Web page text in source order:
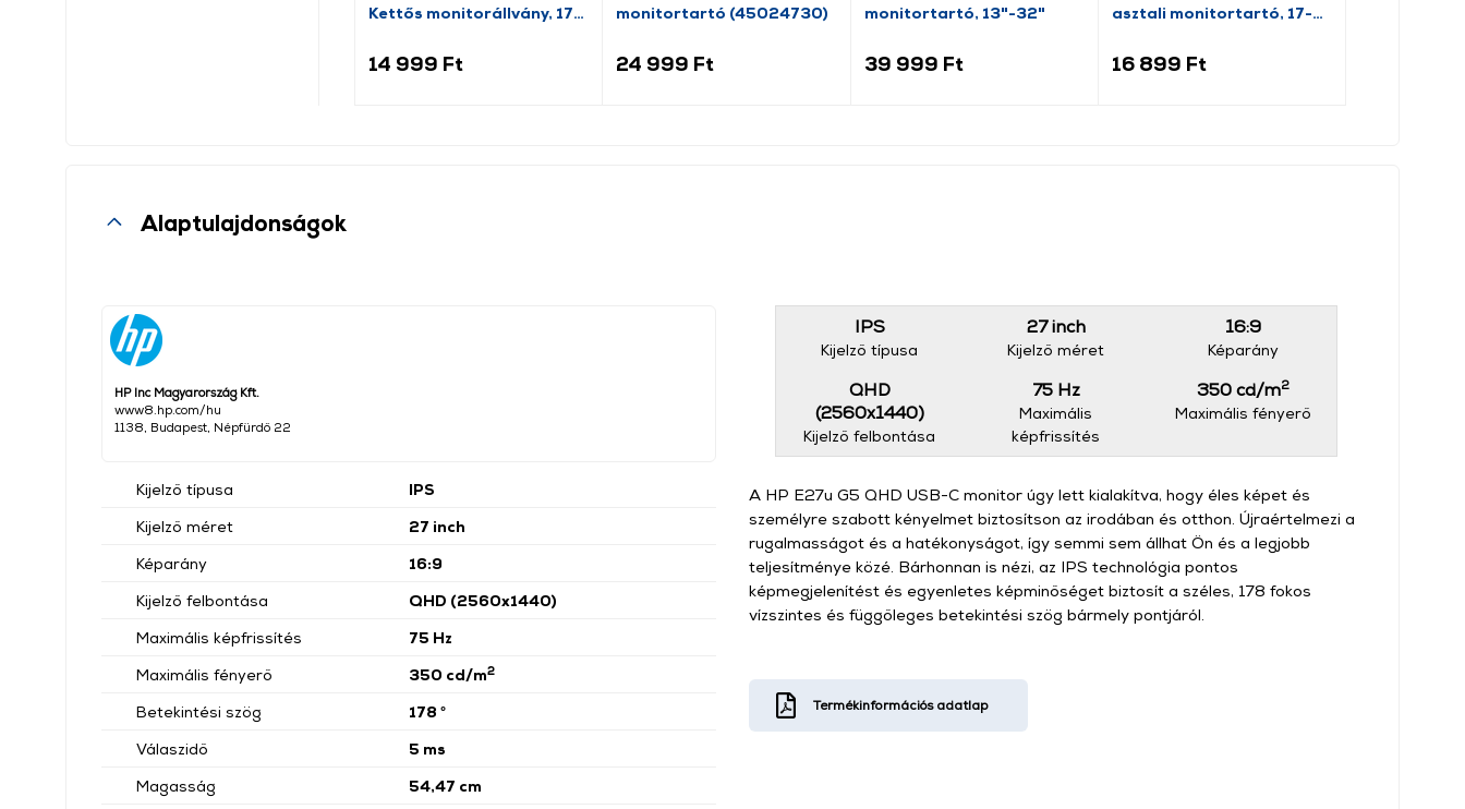
Kettős monitorállvány, 17-
14 999 Ft
monitortartó (45024730)
24 999 Ft
monitortartó, 13"-32"
39 999 Ft
asztali monitortartó, 17-
16 899 Ft
Alaptulajdonságok
HP Inc Magyarország Kft.
www8.hp.com/hu
1138, Budapest, Népfürdő 22
Kijelző típusa
IPS
Kijelző méret
27 inch
Képarány
16:9
Kijelző felbontása
QHD (2560x1440)
Maximális képfrissítés
75 Hz
Maximális fényerő
350 cd/m2
Betekintési szög
178 °
Válaszidő
5 ms
Magasság
54,47 cm
IPS
Kijelző típusa
27 inch
Kijelző méret
16:9
Képarány
QHD
(2560x1440)
Kijelző felbontása
75 Hz
Maximális
képfrissítés
350 cd/m2
Maximális fényerő
A HP E27u G5 QHD USB-C monitor úgy lett kialakítva, hogy éles képet és
személyre szabott kényelmet biztosítson az irodában és otthon. Újraértelmezi a
rugalmasságot és a hatékonyságot, így semmi sem állhat Ön és a legjobb
teljesítménye közé. Bárhonnan is nézi, az IPS technológia pontos
képmegjelenítést és egyenletes képminőséget biztosít a széles, 178 fokos
vízszintes és függőleges betekintési szög bármely pontjáról.
Termékinformációs adatlap